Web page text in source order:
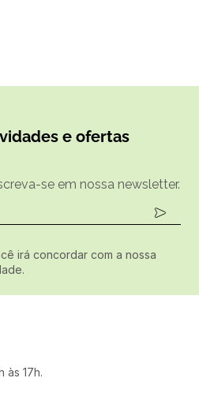
e ofertas
se em nossa newsletter.
irá concordar com a nossa
às 17h.